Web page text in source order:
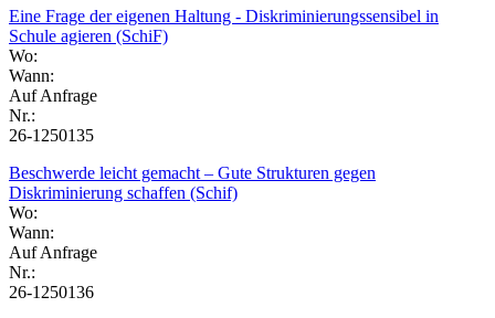
Eine Frage der eigenen Haltung - Diskriminierungssensibel in
Schule agieren (SchiF)
Wo:
Wann:
Auf Anfrage
Nr.:
26-1250135
Beschwerde leicht gemacht – Gute Strukturen gegen
Diskriminierung schaffen (Schif)
Wo:
Wann:
Auf Anfrage
Nr.:
26-1250136